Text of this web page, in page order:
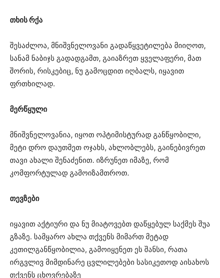
თხის რქა
შესაძლოა, მნიშვნელოვანი გადაწყვეტილება მიიღოთ,
სანამ ნაბიჯს გადადგამთ, გაიაზრეთ ყველაფერი, მათ
შორის, რისკებიც, ნუ გამოცდით იღბალს, იყავით
ფრთხილად.
მერწყული
მნიშვნელოვანია, იყოთ ოპტიმისტურად განწყობილი,
მეტი დრო დაუთმეთ ოჯახს, ახლობლებს, გაინებივრეთ
თავი ახალი შენაძენით. იზრუნეთ იმაზე, რომ
კომფორტულად გამოიზამთროთ.
თევზები
იყავით აქტიური და ნუ მიატოვებთ დაწყებულ საქმეს შუა
გზაზე. სამყარო ახლა თქვენს მიმართ მეტად
კეთილგანწყობილია, გამოიყენეთ ეს შანსი, რათა
ირგვლივ მიმდინარე ცვლილებები სასიკეთოდ აისახოს
თქვენს ცხოვრებაზე